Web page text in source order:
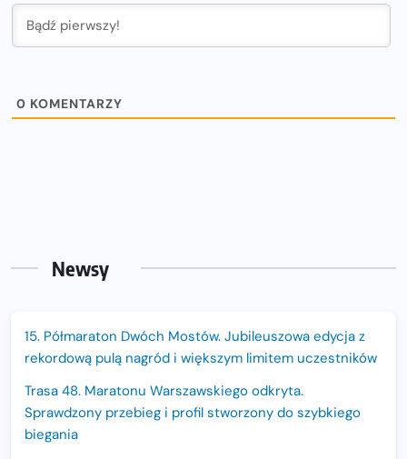
0 KOMENTARZY
Newsy
15. Półmaraton Dwóch Mostów. Jubileuszowa edycja z
rekordową pulą nagród i większym limitem uczestników
Trasa 48. Maratonu Warszawskiego odkryta.
Sprawdzony przebieg i profil stworzony do szybkiego
biegania